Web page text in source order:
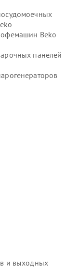
Beko
панелей
камер
и выходных